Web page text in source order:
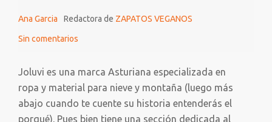
Ana Garcia Redactora de ZAPATOS VEGANOS
Sin comentarios
Joluvi es una marca Asturiana especializada en
ropa y material para nieve y montaña (luego más
abajo cuando te cuente su historia entenderás el
porqué). Pues bien tiene una sección dedicada al